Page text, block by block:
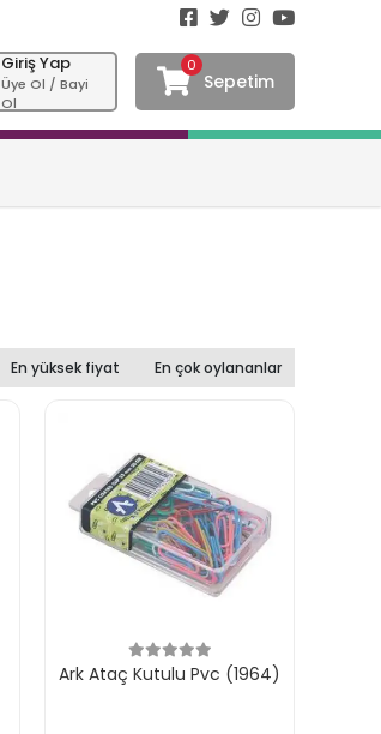
Giriş Yap
Üye Ol / Bayi
Ol
0
Sepetim
En yüksek fiyat En çok oylananlar
Ark Ataç Kutulu Pvc (1964)